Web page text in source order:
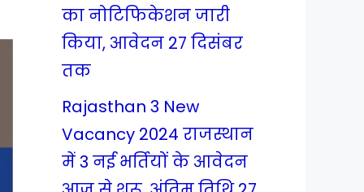
का नोटिफिकेशन जारी
किया, आवेदन 27 दिसंबर
तक
Rajasthan 3 New
Vacancy 2024 राजस्थान
में 3 नई भर्तियों के आवेदन